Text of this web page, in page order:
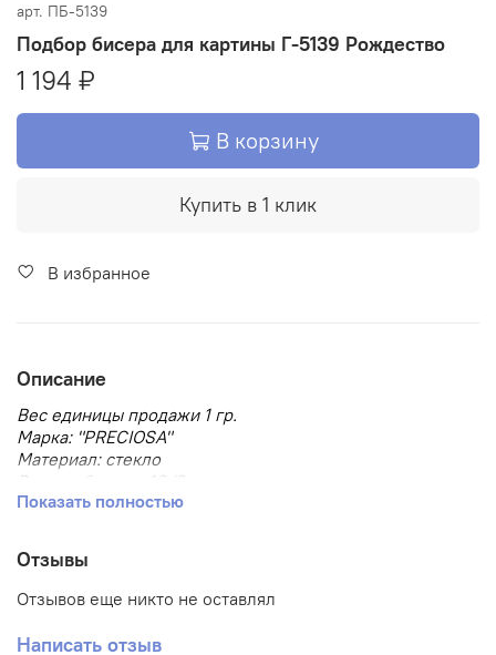
арт. ПБ-5139
Подбор бисера для картины Г-5139 Рождество
1 194 ₽
В корзину
Купить в 1 клик
В избранное
Описание
Вес единицы продажи 1 гр.
Марка: "PRECIOSA"
Материал: стекло
Размер бисера: 10/0
Размер, мм: 2.3
Тип упаковки: в пакете
Форма бисера: круглый
Показать полностью
Отзывы
Отзывов еще никто не оставлял
Написать отзыв